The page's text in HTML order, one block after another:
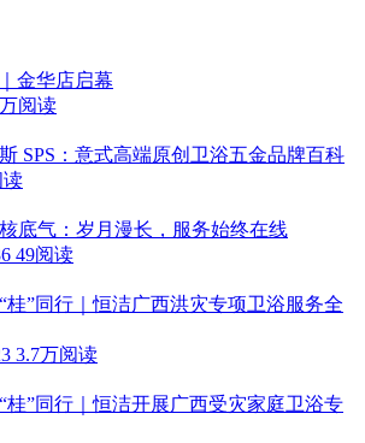
金华店启幕
阅读
SPS：意式高端原创卫浴五金品牌百科
读
底气：岁月漫长，服务始终在线
49阅读
桂”同行｜恒洁广西洪灾专项卫浴服务全
3.7万阅读
桂”同行｜恒洁开展广西受灾家庭卫浴专